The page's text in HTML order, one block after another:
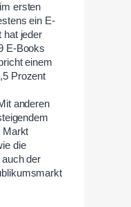
ersten
ein E-
hat jeder
E-Books
einem
Prozent
anderen
Markt
die
auch der